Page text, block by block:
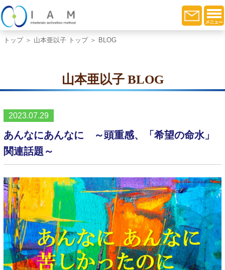
トップ＞ 山本亜以子 トップ＞ BLOG
山本亜以子 BLOG
2023.07.29
あんなにあんなに ～頭重感、「希望の命水」
関連話題～